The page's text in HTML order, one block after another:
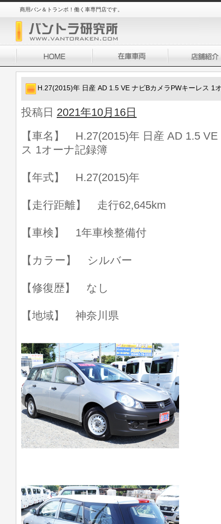
商用バン＆トランポ！働く車専門店です。
H.27(2015)年 日産 AD 1.5 VE ナビBカメラPWキーレス 1
投稿日 2021年10月16日
【車名】 H.27(2015)年 日産 AD 1.5
ス 1オーナ記録簿
【年式】 H.27(2015)年
【走行距離】 走行62,645km
【車検】 1年車検整備付
【カラー】 シルバー
【修復歴】 なし
【地域】 神奈川県